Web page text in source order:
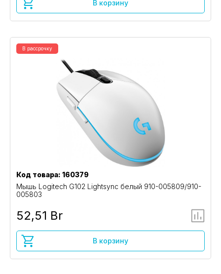
В корзину
В рассрочку
Код товара: 160379
Мышь Logitech G102 Lightsync белый 910-005809/910-
005803
52,51 Br
В корзину